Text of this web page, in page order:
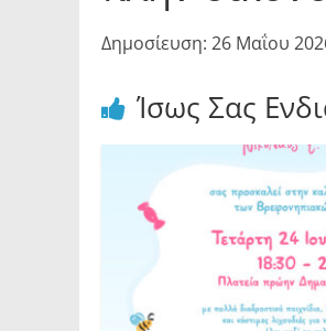
Δημοσίευση: 26 Μαΐου
Ίσως Σας